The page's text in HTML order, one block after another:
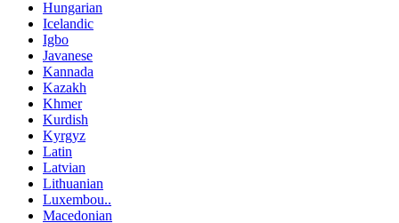
Hungarian
Icelandic
Igbo
Javanese
Kannada
Kazakh
Khmer
Kurdish
Kyrgyz
Latin
Latvian
Lithuanian
Luxembou..
Macedonian